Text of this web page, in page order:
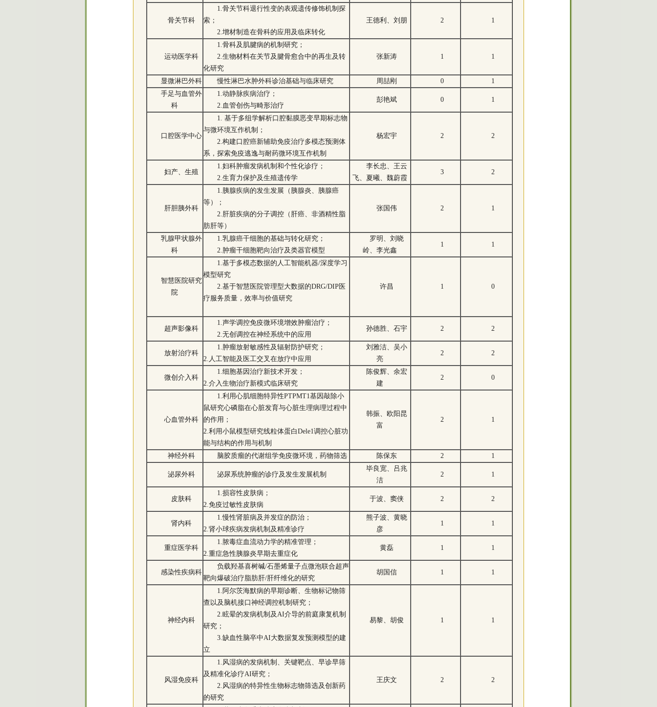
骨关节科
1.骨关节科退行性变的表观遗传修饰机制探
索；
2.增材制造在骨科的应用及临床转化
王德利、刘朋 2 1
运动医学科
1.骨科及肌腱病的机制研究；
2.生物材料在关节及腱骨愈合中的再生及转
化研究
张新涛 1 1
显微淋巴外科 慢性淋巴水肿外科诊治基础与临床研究 周喆刚 0
1
手足与血管外
科
1.动静脉疾病治疗；
2.血管创伤与畸形治疗
彭艳斌 0 1
口腔医学中心
1. 基于多组学解析口腔黏膜恶变早期标志物
与微环境互作机制；
2.构建口腔癌新辅助免疫治疗多模态预测体
系，探索免疫逃逸与耐药微环境互作机制
杨宏宇 2 2
妇产、生殖
1.妇科肿瘤发病机制和个性化诊疗；
2.生育力保护及生殖遗传学
李长忠、王云
飞、夏曦、魏蔚霞
3 2
肝胆胰外科
1.胰腺疾病的发生发展（胰腺炎、胰腺癌
等）；
2.肝脏疾病的分子调控（肝癌、非酒精性脂
肪肝等）
张国伟 2 1
乳腺甲状腺外
科
1.乳腺癌干细胞的基础与转化研究；
2.肿瘤干细胞靶向治疗及类器官模型
罗明、刘晓
岭、李光鑫
1 1
智慧医院研究
院
1.基于多模态数据的人工智能机器/深度学习
模型研究
2.基于智慧医院管理型大数据的DRG/DIP医
疗服务质量，效率与价值研究
许昌 1 0
超声影像科
1.声学调控免疫微环境增效肿瘤治疗；
2.无创调控在神经系统中的应用
孙德胜、石宇 2 2
放射治疗科
1.肿瘤放射敏感性及辐射防护研究；
2.人工智能及医工交叉在放疗中应用
刘雅洁、吴小
亮
2 2
微创介入科
1.细胞基因治疗新技术开发；
2.介入生物治疗新模式临床研究
陈俊辉、余宏
建
2 0
心血管外科
1.利用心肌细胞特异性PTPMT1基因敲除小
鼠研究心磷脂在心脏发育与心脏生理病理过程中
的作用；
2.利用小鼠模型研究线粒体蛋白Dele1调控心脏功
能与结构的作用与机制
韩振、欧阳昆
富
2 1
神经外科 脑胶质瘤的代谢组学免疫微环境，药物筛选 陈保东 2 1
泌尿外科 泌尿系统肿瘤的诊疗及发生发展机制
毕良宽、吕兆
洁
2 1
皮肤科
1.损容性皮肤病；
2.免疫过敏性皮肤病
于波、窦侠 2 2
肾内科
1.慢性肾脏病及并发症的防治；
2.肾小球疾病发病机制及精准诊疗
熊子波、黄晓
彦
1 1
重症医学科
1.脓毒症血流动力学的精准管理；
2.重症急性胰腺炎早期去重症化
黄磊 1 1
感染性疾病科
负载羟基喜树碱/石墨烯量子点微泡联合超声
靶向爆破治疗脂肪肝/肝纤维化的研究
胡国信 1 1
神经内科
1.阿尔茨海默病的早期诊断、生物标记物筛
查以及脑机接口神经调控机制研究；
2.眩晕的发病机制及AI介导的前庭康复机制
研究；
3.缺血性脑卒中AI大数据复发预测模型的建
立
易黎、胡俊 1 1
风湿免疫科
1.风湿病的发病机制、关键靶点、早诊早筛
及精准化诊疗AI研究；
2.风湿病的特异性生物标志物筛选及创新药
的研究
王庆文 2 2